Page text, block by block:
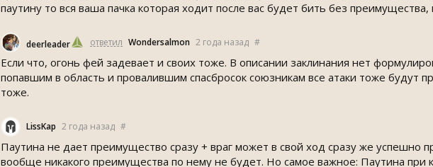
паутину то вся ваша пачка которая ходит после вас будет бить без
deerleader ответил Wondersalmon 2 года назад #
Если что, огонь фей задевает и своих тоже. В описании заклинания нет
попавшим в область и провалившим спасбросок союзникам все атаки тоже будут
тоже.
LissKap 2 года назад #
Паутина не дает преимущество сразу + враг может в свой ход сразу же успешно
вообще никакого преимущества по нему не будет. Но самое важное: Паутина при